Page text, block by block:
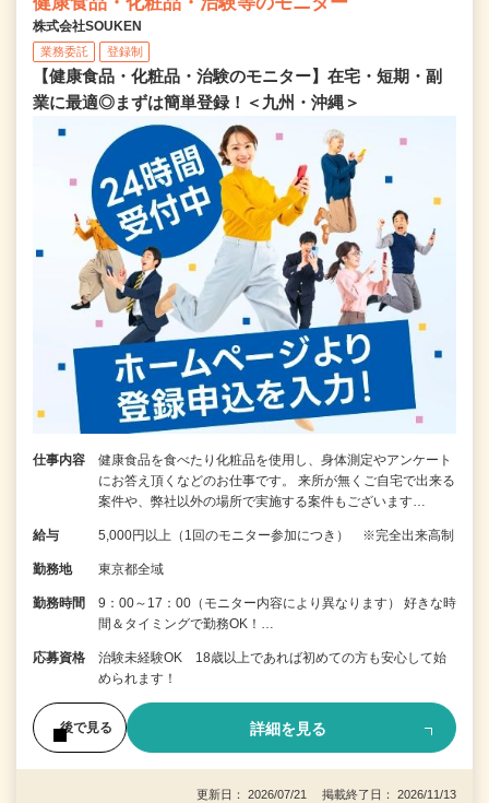
株式会社SOUKEN
業務委託 登録制
【健康食品・化粧品・治験のモニター】在宅・短期・副
業に最適◎まずは簡単登録！＜九州・沖縄＞
仕事内容
健康食品を食べたり化粧品を使用し、身体測定やアンケート
にお答え頂くなどのお仕事です。 来所が無くご自宅で出来る
案件や、弊社以外の場所で実施する案件もございます…
給与 5,000円以上（1回のモニター参加につき） ※完全出来高制
勤務地 東京都全域
勤務時間
9：00～17：00（モニター内容により異なります） 好きな時
間＆タイミングで勤務OK！…
応募資格
治験未経験OK 18歳以上であれば初めての方も安心して始
められます！
後で見る 詳細を見る
更新日： 2026/07/21 掲載終了日： 2026/11/13